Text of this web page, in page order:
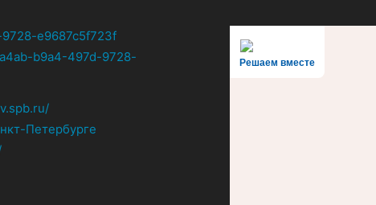
Решаем вместе